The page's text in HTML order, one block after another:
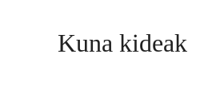
Kuna kideak